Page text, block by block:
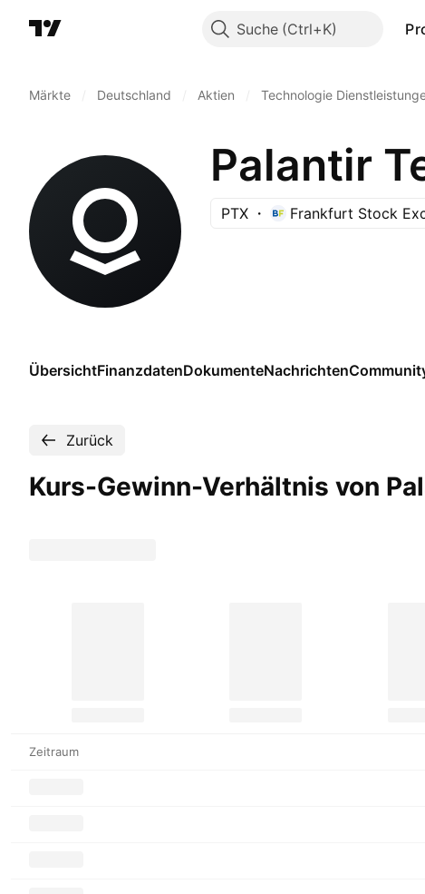
Suche
Märkte Deutschland Aktien Technologie
Palantir
PTX Frankfurt Stock
ÜbersichtFinanzdatenDokumenteNachrichten
Zurück
Kurs-Gewinn-Verhältnis von
Zeitraum